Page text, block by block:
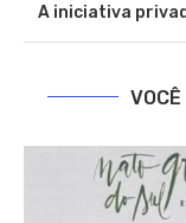
A iniciativa